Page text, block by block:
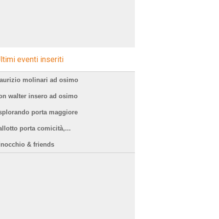
eventi inseriti
molinari ad osimo
walter insero ad osimo
porta maggiore
porta comicità,...
& friends